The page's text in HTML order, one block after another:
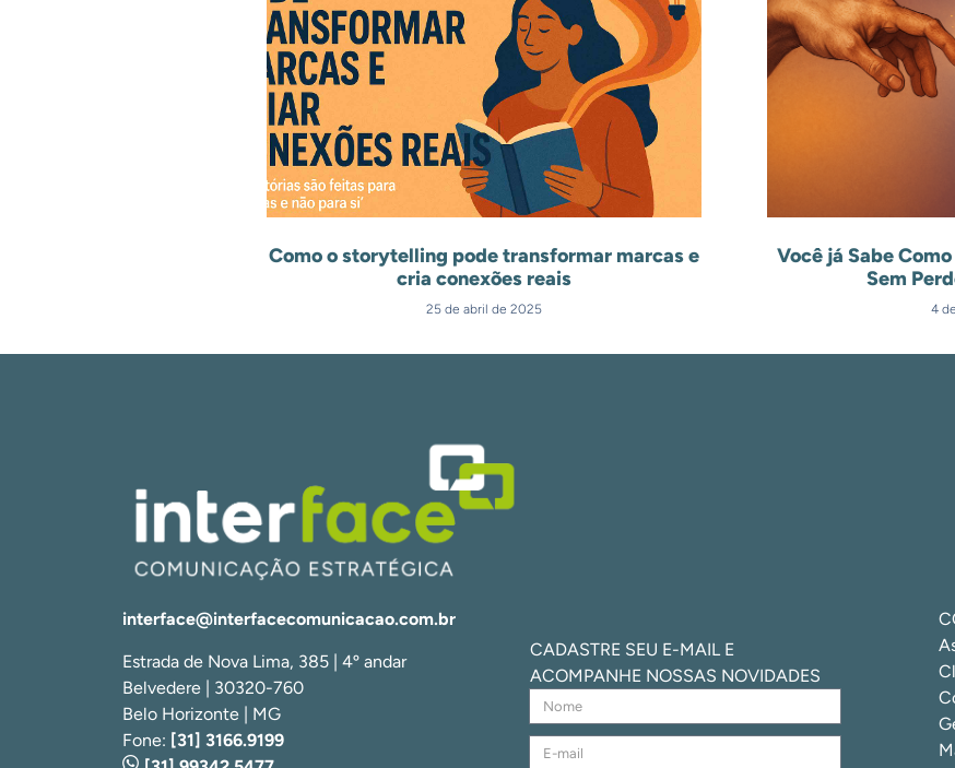
Como o storytelling pode transformar marcas e
cria conexões reais
25 de abril de 2025
Você já Sabe
Sem
4
CADASTRE SEU E-MAIL E
ACOMPANHE NOSSAS NOVIDADES
interface@interfacecomunicacao.com.br
Estrada de Nova Lima, 385 | 4º andar
Belvedere | 30320-760
Belo Horizonte | MG
Fone: [31] 3166.9199